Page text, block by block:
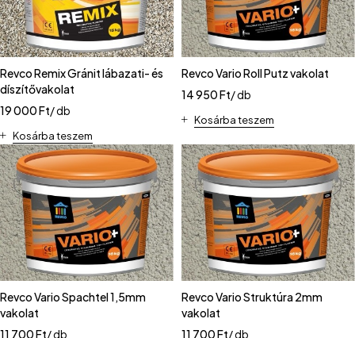
Revco Remix Gránit lábazati- és
díszítővakolat
19 000Ft/ db
Kosárba teszem
Revco Vario Roll Putz vakolat
14 950Ft/ db
Kosárba teszem
Revco Vario Spachtel 1,5mm
vakolat
11 700Ft/ db
Revco Vario Struktúra 2mm
vakolat
11 700Ft/ db